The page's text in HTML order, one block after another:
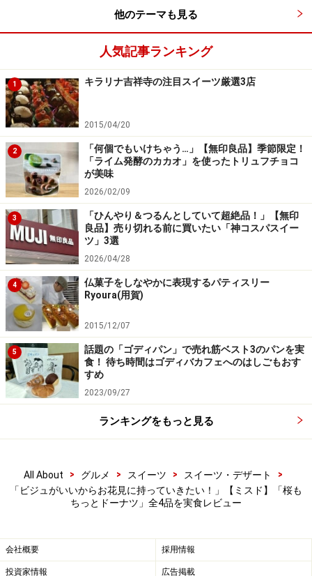
トッピングが少ない分、生地本来のもちっとした弾力や
風味をしっかり楽しめるのも魅力。生地に練り込まれた
桜の香りはほんのり控えめで、いちごの甘い風味が主役
のドーナツです。
3. 「桜もちっとドーナツ 春めくいちごホイ
ップだいふく風」
「桜もちっとドーナツ 春めくいちごホイップだいふく風」
テイクアウト216円／イートイン220円
続いてご紹介するのは、「桜もちっとドーナツ 春めくい
ちごホイップだいふく風」テイクアウト216円／イート
イン220円。
桜風味の生地にいちごホイップを絞り、ストロベリーチ
ョコをコーティング。仕上げにシュガーをまぶし、味も
ビジュアルもホイップクリーム大福をイメージしたドー
ナツなのだそうです。
抜群！
食べてみると、表面のストロベリーチョコの甘さと、ふ
す。
他のテーマも見る
人気記事ランキング
1 キラリナ吉祥寺の注目スイーツ厳選3店
2015/04/20
2
「何個でもいけちゃう…」【無印良品】季節限定！
「ライム発酵のカカオ」を使ったトリュフチョコ
が美味
2026/02/09
3
「ひんやり＆つるんとしていて超絶品！」【無印
良品】売り切れる前に買いたい「神コスパスイー
ツ」3選
2026/04/28
4
仏菓子をしなやかに表現するパティスリー
Ryoura(用賀)
2015/12/07
5
話題の「ゴディパン」で売れ筋ベスト3のパンを実
食！ 待ち時間はゴディバカフェへのはしごもおす
すめ
2023/09/27
ランキングをもっと見る
All About > グルメ > スイーツ > スイーツ・デザート
>
「ビジュがいいからお花見に持っていきたい！」【ミスド】「桜も
ちっとドーナツ」全4品を実食レビュー
会社概要 採用情報
投資家情報 広告掲載